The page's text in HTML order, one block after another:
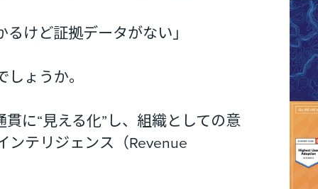
けど証拠データがない」
ょうか。
に“見える化”し、組織としての意
ンテリジェンス（Revenue